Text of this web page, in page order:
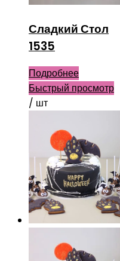
Сладкий Стол
1535
Подробнее
Быстрый просмотр
/ шт